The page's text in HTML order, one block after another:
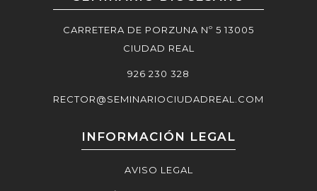
CARRETERA DE PORZUNA Nº 5 13005
CIUDAD REAL
926 230 328
RECTOR@SEMINARIOCIUDADREAL.COM
INFORMACIÓN LEGAL
AVISO LEGAL